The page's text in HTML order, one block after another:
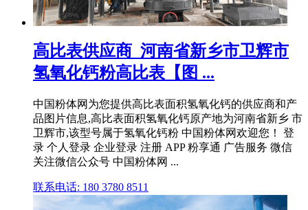
高比表供应商_河南省新乡市卫辉市
氢氧化钙粉高比表【图 ...
中国粉体网为您提供高比表面积氢氧化钙的供应商和产
品图片信息,高比表面积氢氧化钙原产地为河南省新乡 市
卫辉市,该型号属于氢氧化钙粉 中国粉体网欢迎您！ 登
录 个人登录 企业登录 注册 APP 粉享通 广告服务 微信
关注微信公众号 中国粉体网 ...
联系电话: 180 3780 8511